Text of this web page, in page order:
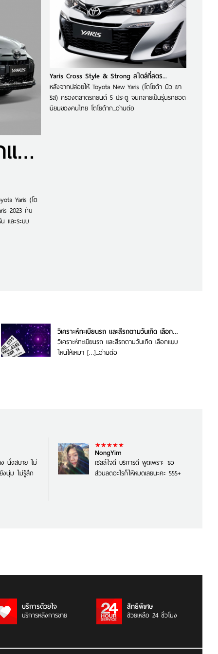
Toyota Yaris 2023 มาแล้ว
Yaris (โต
2023 กับ
และระบบ
Yaris Cross Style & Strong สไตล์ที่สตร...
หลังจากปล่อยให้ Toyota New Yaris (โตโยต้า นิว ยา
ริส) ครองตลาดรถยนต์ 5 ประตู จนกลายเป็นรุ่นรถยอด
นิยมของคนไทย โตโยต้าก...อ่านต่อ
วิเคราะห์ทะเบียนรถ และสีรถตามวันเกิด เลือกแบบไหนให้เหมาะกับคุณ
วิเคราะห์ทะเบียนรถ และสีรถตามวันเกิด เลือกแบบ
ไหนให้เหมา […]...อ่านต่อ
ง นั่งสบาย ไม่
นุ่ม ไม่รู้สึก
NongYim
เซลล์ใจดี บริการดี พูดเพราะ ขอ
ส่วนลดอะไรก็ให้หมดเลยนะคะ 555+
บริการด้วยใจ
บริการหลังการขาย
สิทธิพิเศษ
ช่วยเหลือ 24 ชั่วโมง